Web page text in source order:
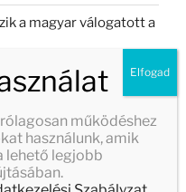
a magyar válogatott a
működéshez
használunk, amik
lehető legjobb